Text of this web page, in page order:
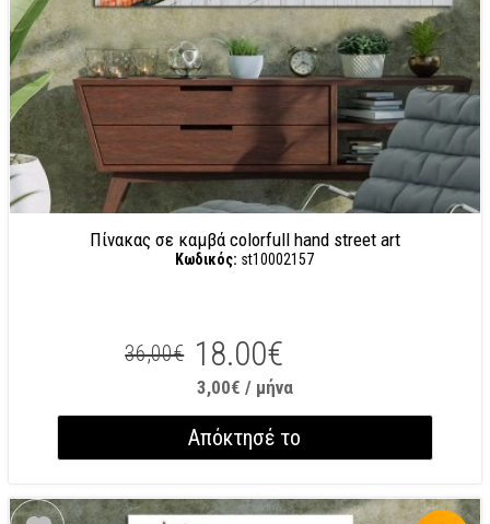
Πίνακας σε καμβά colorfull hand street art
Κωδικός: st10002157
36,00€ 18.00€
3,00€ / μήνα
Απόκτησέ το